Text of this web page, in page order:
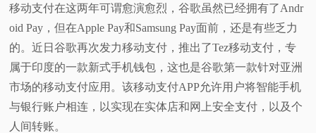
视
频
科
普
移动支付在这两年可谓愈演愈烈，谷歌虽然已经拥有了Andr
oid Pay，但在Apple Pay和Samsung Pay面前，还是有些乏力
的。近日谷歌再次发力移动支付，推出了Tez移动支付，专
属于印度的一款新式手机钱包，这也是谷歌第一款针对亚洲
市场的移动支付应用。该移动支付APP允许用户将智能手机
与银行账户相连，以实现在实体店和网上安全支付，以及个
人间转账。